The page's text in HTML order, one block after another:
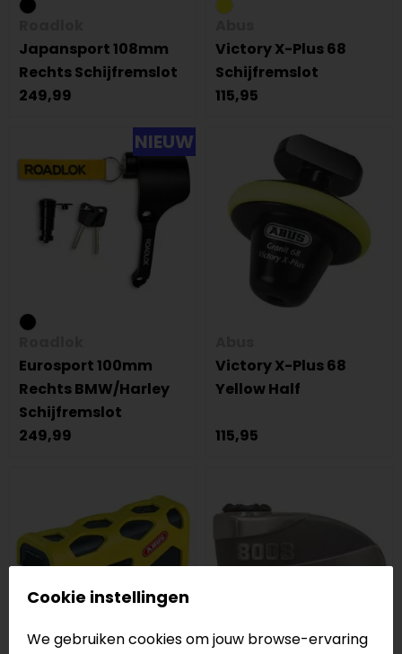
Japansport 108mm
Rechts Schijfremslot
249,99
Victory X-Plus 68
Schijfremslot
115,95
NIEUW
Eurosport 100mm
Rechts BMW/Harley
Schijfremslot
249,99
Victory X-Plus 68
Yellow Half
115,95
Cookie instellingen
We gebruiken cookies om jouw browse-ervaring